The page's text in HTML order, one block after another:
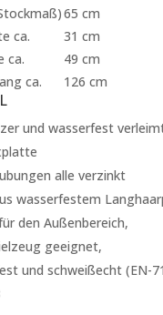
65 cm
ca.
31 cm
ca.
49 cm
ca.
126 cm
und wasserfest
alle verzinkt
wasserfestem
den Außenbereich,
geeignet,
und schweißecht (EN-